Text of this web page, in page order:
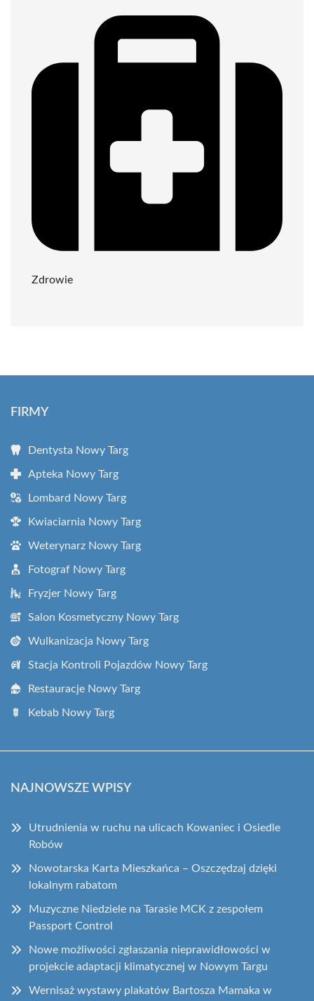
Zdrowie
FIRMY
Dentysta Nowy Targ
Apteka Nowy Targ
Lombard Nowy Targ
Kwiaciarnia Nowy Targ
Weterynarz Nowy Targ
Fotograf Nowy Targ
Fryzjer Nowy Targ
Salon Kosmetyczny Nowy Targ
Wulkanizacja Nowy Targ
Stacja Kontroli Pojazdów Nowy Targ
Restauracje Nowy Targ
Kebab Nowy Targ
NAJNOWSZE WPISY
Utrudnienia w ruchu na ulicach Kowaniec i Osiedle
Robów
Nowotarska Karta Mieszkańca – Oszczędzaj dzięki
lokalnym rabatom
Muzyczne Niedziele na Tarasie MCK z zespołem
Passport Control
Nowe możliwości zgłaszania nieprawidłowości w
projekcie adaptacji klimatycznej w Nowym Targu
Wernisaż wystawy plakatów Bartosza Mamaka w